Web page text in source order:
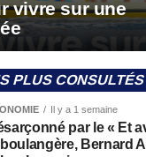
vivre sur une
PLUS CONSULTÉS
Il y a 1 semaine
par le « Et
boulangère, Bernard